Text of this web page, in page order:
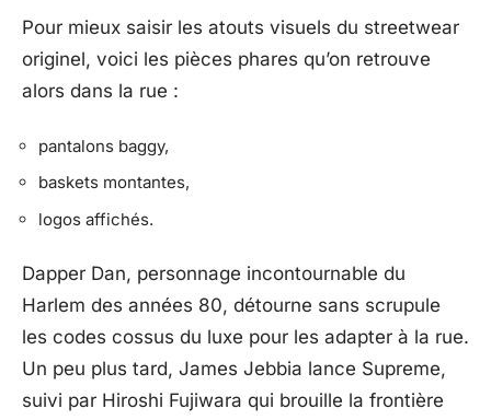
Pour mieux saisir les atouts visuels du streetwear
originel, voici les pièces phares qu’on retrouve
alors dans la rue :
pantalons baggy,
baskets montantes,
logos affichés.
Dapper Dan, personnage incontournable du
Harlem des années 80, détourne sans scrupule
les codes cossus du luxe pour les adapter à la rue.
Un peu plus tard, James Jebbia lance Supreme,
suivi par Hiroshi Fujiwara qui brouille la frontière